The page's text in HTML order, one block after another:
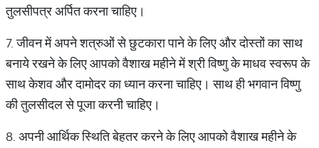
तुलसीपत्र अर्पित करना चाहिए।
7. जीवन में अपने शत्रुओं से छुटकारा पाने के लिए और दोस्तों का साथ
बनाये रखने के लिए आपको वैशाख महीने में श्री विष्णु के माधव स्वरूप के
साथ केशव और दामोदर का ध्यान करना चाहिए। साथ ही भगवान विष्णु
की तुलसीदल से पूजा करनी चाहिए।
8. अपनी आर्थिक स्थिति बेहतर करने के लिए आपको वैशाख महीने के